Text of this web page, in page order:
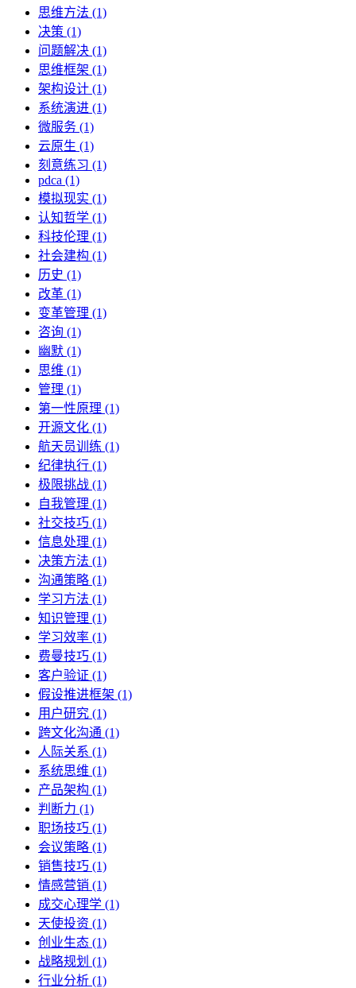
思维方法 (1)
决策 (1)
问题解决 (1)
思维框架 (1)
架构设计 (1)
系统演进 (1)
微服务 (1)
云原生 (1)
刻意练习 (1)
pdca (1)
模拟现实 (1)
认知哲学 (1)
科技伦理 (1)
社会建构 (1)
历史 (1)
改革 (1)
变革管理 (1)
咨询 (1)
幽默 (1)
思维 (1)
管理 (1)
第一性原理 (1)
开源文化 (1)
航天员训练 (1)
纪律执行 (1)
极限挑战 (1)
自我管理 (1)
社交技巧 (1)
信息处理 (1)
决策方法 (1)
沟通策略 (1)
学习方法 (1)
知识管理 (1)
学习效率 (1)
费曼技巧 (1)
客户验证 (1)
假设推进框架 (1)
用户研究 (1)
跨文化沟通 (1)
人际关系 (1)
系统思维 (1)
产品架构 (1)
判断力 (1)
职场技巧 (1)
会议策略 (1)
销售技巧 (1)
情感营销 (1)
成交心理学 (1)
天使投资 (1)
创业生态 (1)
战略规划 (1)
行业分析 (1)